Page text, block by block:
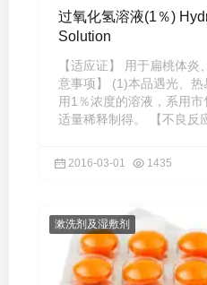
过氧化氢溶液(1％) Hydrogen Peroxide
Solution
【适应证】 用于扁桃体
意事项】 (1)本品遇光、
用1％浓度的溶液，系用
适量稀释制得。 【不良反
2016-03-01 1435
漱洗剂及湿敷剂